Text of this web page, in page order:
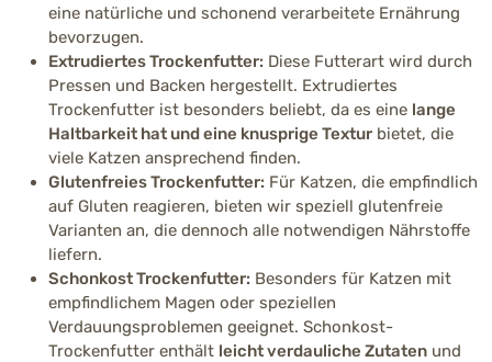
eine natürliche und schonend verarbeitete Ernährung
bevorzugen.
Extrudiertes Trockenfutter: Diese Futterart wird durch
Pressen und Backen hergestellt. Extrudiertes
Trockenfutter ist besonders beliebt, da es eine lange
Haltbarkeit hat und eine knusprige Textur bietet, die
viele Katzen ansprechend finden.
Glutenfreies Trockenfutter: Für Katzen, die empfindlich
auf Gluten reagieren, bieten wir speziell glutenfreie
Varianten an, die dennoch alle notwendigen Nährstoffe
liefern.
Schonkost Trockenfutter: Besonders für Katzen mit
empfindlichem Magen oder speziellen
Verdauungsproblemen geeignet. Schonkost-
Trockenfutter enthält leicht verdauliche Zutaten und